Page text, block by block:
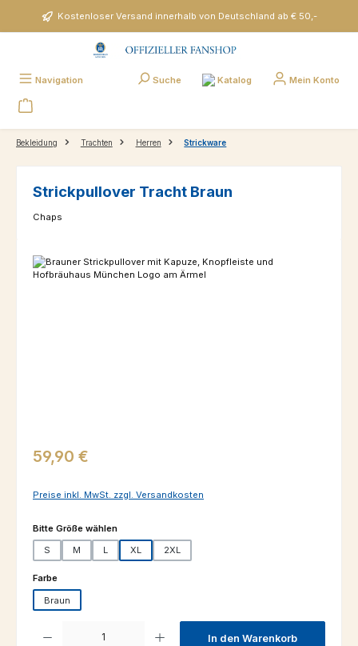
Zum Hauptinhalt springenKostenloser Versand innerhalb von Deutschland ab € 50,-
Navigation Suche Katalog Mein Konto
Bekleidung Trachten Herren Strickware
Strickpullover Tracht Braun
Chaps
Bildergalerie überspringen
Regulärer Preis:
59,90 €
Preise inkl. MwSt. zzgl. Versandkosten
Bitte Größe wählenauswählen
S M L XL 2XL
Farbeauswählen
Braun
In den Warenkorb